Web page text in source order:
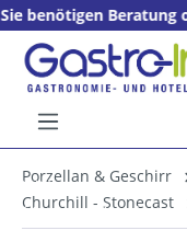
springen
Beratung oder
für neue Kunden
Porzellan & Geschirr
Churchill - Stonecast